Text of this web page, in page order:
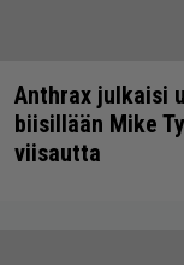
Anthrax julkaisi
biisillään Mike
viisautta